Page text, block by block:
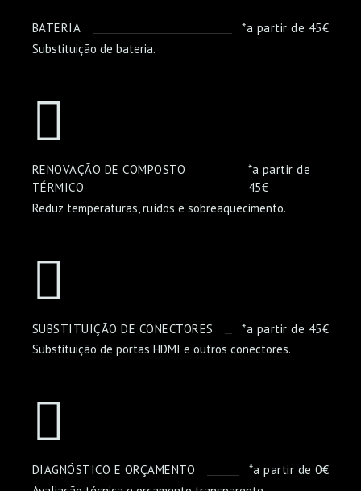
BATERIA
*a partir de 45€
Substituição de bateria.
RENOVAÇÃO DE COMPOSTO
TÉRMICO
*a partir de
45€
Reduz temperaturas, ruídos e sobreaquecimento.
SUBSTITUIÇÃO DE CONECTORES
*a partir de 45€
Substituição de portas HDMI e outros conectores.
DIAGNÓSTICO E ORÇAMENTO
*a partir de 0€